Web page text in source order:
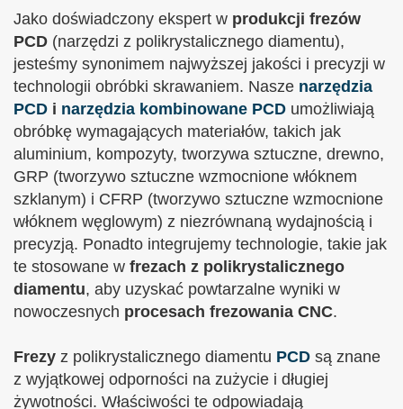
Jako doświadczony ekspert w produkcji frezów
PCD (narzędzi z polikrystalicznego diamentu),
jesteśmy synonimem najwyższej jakości i precyzji w
technologii obróbki skrawaniem. Nasze narzędzia
PCD i narzędzia kombinowane PCD umożliwiają
obróbkę wymagających materiałów, takich jak
aluminium, kompozyty, tworzywa sztuczne, drewno,
GRP (tworzywo sztuczne wzmocnione włóknem
szklanym) i CFRP (tworzywo sztuczne wzmocnione
włóknem węglowym) z niezrównaną wydajnością i
precyzją. Ponadto integrujemy technologie, takie jak
te stosowane w frezach z polikrystalicznego
diamentu, aby uzyskać powtarzalne wyniki w
nowoczesnych procesach frezowania CNC.
Frezy z polikrystalicznego diamentu PCD są znane
z wyjątkowej odporności na zużycie i długiej
żywotności. Właściwości te odpowiadają